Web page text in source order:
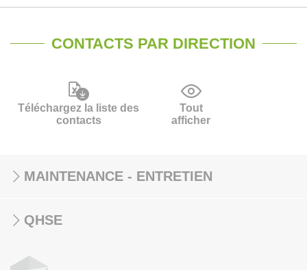
CONTACTS PAR DIRECTION
Téléchargez la liste des
contacts
Tout
afficher
MAINTENANCE - ENTRETIEN
QHSE